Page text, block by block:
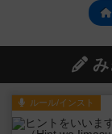
ルール/インスト